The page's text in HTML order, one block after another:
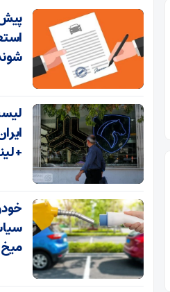
+
میخ